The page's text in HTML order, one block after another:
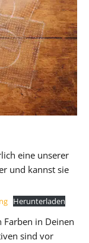
eine unserer
und kannst sie
Herunterladen
Farben in Deinen
sind vor